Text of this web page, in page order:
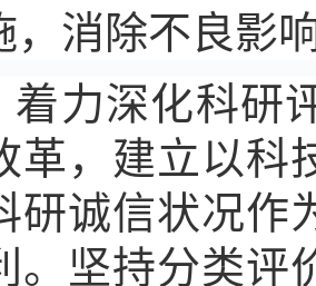
，消除不良影
着力深化科
革，建立以科
研诚信状况作
。坚持分类评